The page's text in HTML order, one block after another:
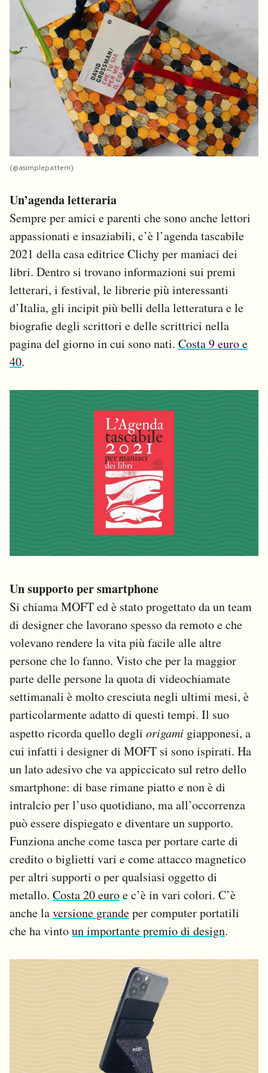
(@asimplepattern)
Un’agenda letteraria
Sempre per amici e parenti che sono anche lettori
appassionati e insaziabili, c’è l’agenda tascabile
2021 della casa editrice Clichy per maniaci dei
libri. Dentro si trovano informazioni sui premi
letterari, i festival, le librerie più interessanti
d’Italia, gli incipit più belli della letteratura e le
biografie degli scrittori e delle scrittrici nella
pagina del giorno in cui sono nati. Costa 9 euro e
40.
Un supporto per smartphone
Si chiama MOFT ed è stato progettato da un team
di designer che lavorano spesso da remoto e che
volevano rendere la vita più facile alle altre
persone che lo fanno. Visto che per la maggior
parte delle persone la quota di videochiamate
settimanali è molto cresciuta negli ultimi mesi, è
particolarmente adatto di questi tempi. Il suo
aspetto ricorda quello degli origami giapponesi, a
cui infatti i designer di MOFT si sono ispirati. Ha
un lato adesivo che va appiccicato sul retro dello
smartphone: di base rimane piatto e non è di
intralcio per l’uso quotidiano, ma all’occorrenza
può essere dispiegato e diventare un supporto.
Funziona anche come tasca per portare carte di
credito o biglietti vari e come attacco magnetico
per altri supporti o per qualsiasi oggetto di
metallo. Costa 20 euroe c’è in vari colori. C’è
anche laversione grandeper computer portatili
che ha vintoun importante premio di design.